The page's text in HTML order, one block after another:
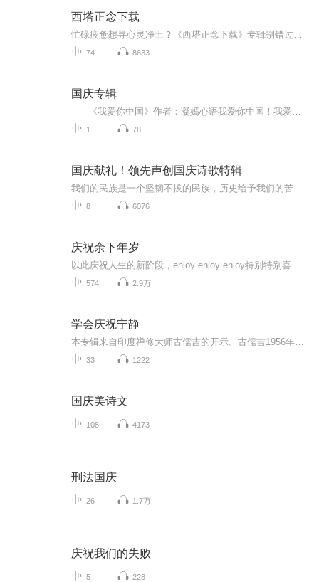
西塔正念下载
74 8633
国庆专辑
1 78
国庆献礼！领先声创国庆诗歌特辑
8 6076
庆祝余下年岁
574 2.9万
学会庆祝宁静
33 1222
国庆美诗文
108 4173
刑法国庆
26 1.7万
庆祝我们的失败
5 228